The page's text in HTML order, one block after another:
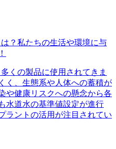
？私たちの生活や環境に与
くの製品に使用されてきま
く、生態系や人体への蓄積が
や健康リスクへの懸念から各
水道水の基準値設定が進行
ラントの活用が注目されてい